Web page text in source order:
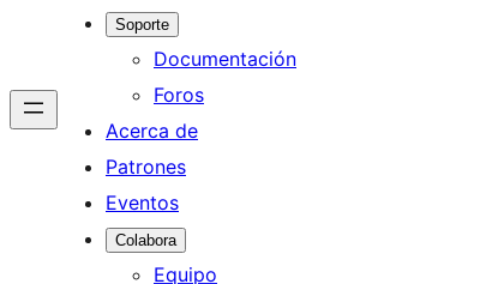
Soporte
Documentación
Foros
Acerca de
Patrones
Eventos
Colabora
Equipo